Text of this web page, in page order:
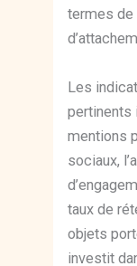
termes de
Les
pertinents
mentions
sociaux,
taux de
objets
investit